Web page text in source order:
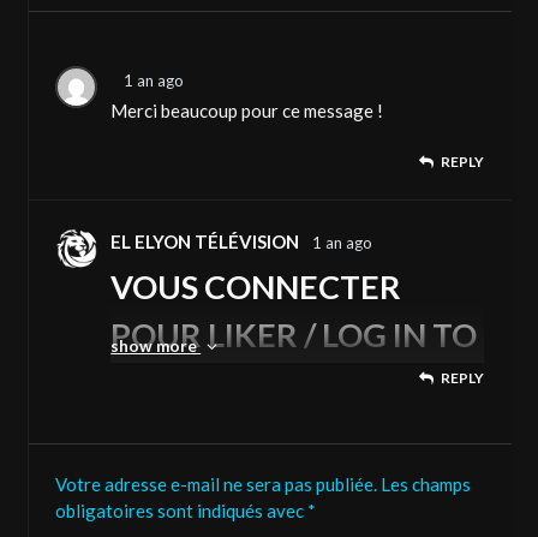
Votre adresse e-mail ne sera pas publiée. Les champs
obligatoires sont indiqués avec *
1 an ago
Merci beaucoup pour ce message !
REPLY
EL ELYON TÉLÉVISION 1 an ago
VOUS CONNECTER
POUR LIKER / LOG IN TO
Si vous souhaitez mettre un pouce, veuillez
créer un compte gratuit et privé sur la chaîne.
show more
REPLY